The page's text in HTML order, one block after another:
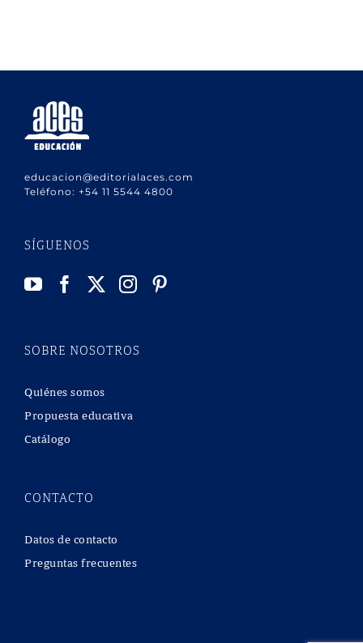
educacion@editorialaces.com
Teléfono: +54 11 5544 4800
SÍGUENOS
SOBRE NOSOTROS
Quiénes somos
Propuesta educativa
Catálogo
CONTACTO
Datos de contacto
Preguntas frecuentes